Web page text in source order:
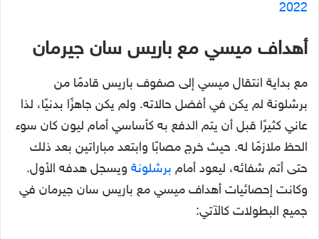
2022
أهداف ميسي مع باريس سان جيرمان
مع بداية انتقال ميسي إلى صفوف باريس قادمًا من
برشلونة لم يكن في أفضل حالاته. ولم يكن جاهزًا بدنيًا، لذا
عاني كثيرًا قبل أن يتم الدفع به كأساسي أمام ليون كان سوء
الحظ ملازمًا له. حيث خرج مصابًا وابتعد مباراتين بعد ذلك
حتى أتم شفائه، ليعود أمام برشلونة ويسجل هدفه الأول.
وكانت إحصائيات أهداف ميسي مع باريس سان جيرمان في
جميع البطولات كالآتي: